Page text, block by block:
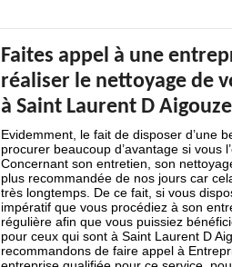
Faites appel à une
réaliser le nettoyage de
à Saint Laurent D Aigouze
Evidemment, le fait de disposer d’une
procurer beaucoup d’avantage si vous
Concernant son entretien, son
plus recommandée de nos jours car
très longtemps. De ce fait, si vous
impératif que vous procédiez à son
régulière afin que vous puissiez
pour ceux qui sont à Saint Laurent D
recommandons de faire appel à